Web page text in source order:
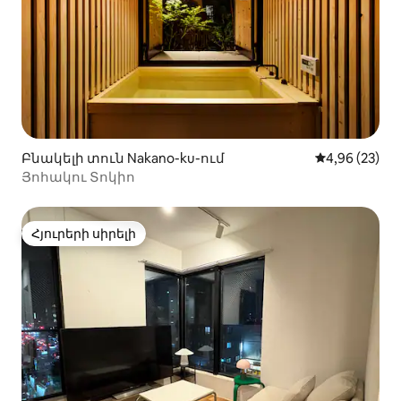
Բնակելի տուն Nakano-ku-ում Միջին
4,96 (23)
Յոհակու Տոկիո
Հյուրերի սիրելի
Հյուրերի սիրելի